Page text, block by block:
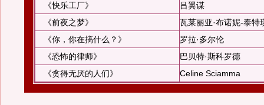
《快乐工厂》
吕翼谋
《前夜之梦》
瓦莱丽亚·布诺妮-泰特
《你，你在搞什么？》
罗拉·多尔伦
《恐怖的律师》
巴贝特·斯科罗德
《贪得无厌的人们》
Celine Sciamma